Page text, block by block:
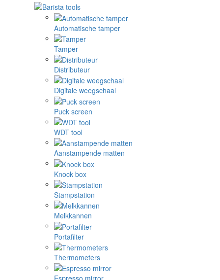
Automatische tamper
Tamper
Distributeur
Digitale weegschaal
Puck screen
WDT tool
Aanstampende matten
Knock box
Stampstation
Melkkannen
Portafilter
Thermometers